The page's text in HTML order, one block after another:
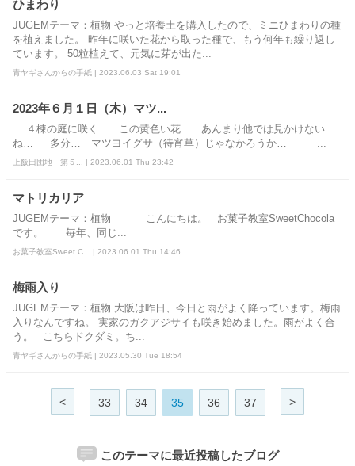
ひまわり
JUGEMテーマ：植物 やっと培養土を購入したので、ミニひまわりの種
を植えました。 昨年に咲いた花から取った種で、もう何年も繰り返し
ています。 50粒植えて、元気に芽が出た...
青ヤギさんからの手紙 | 2023.06.03 Sat 19:01
2023年６月１日（木）マツ...
４棟の庭に咲く… この黄色い花… あんまり他では見かけない
ね… 多分… マツヨイグサ（待宵草）じゃなかろうか… ...
上飯田団地 第５... | 2023.06.01 Thu 23:42
マトリカリア
JUGEMテーマ：植物 こんにちは。 お菓子教室SweetChocola
です。 毎年、同じ...
お菓子教室Sweet C... | 2023.06.01 Thu 14:46
梅雨入り
JUGEMテーマ：植物 大阪は昨日、今日と雨がよく降っています。梅雨
入りなんですね。 実家のガクアジサイも咲き始めました。雨がよく合
う。 こちらドクダミ。ち...
青ヤギさんからの手紙 | 2023.05.30 Tue 18:54
< 33 34 35 36 37 >
このテーマに最近投稿したブログ